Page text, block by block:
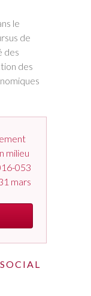
le
de
des
des
milieu
053
mars